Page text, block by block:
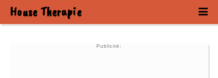
House Therapie
Publicité: